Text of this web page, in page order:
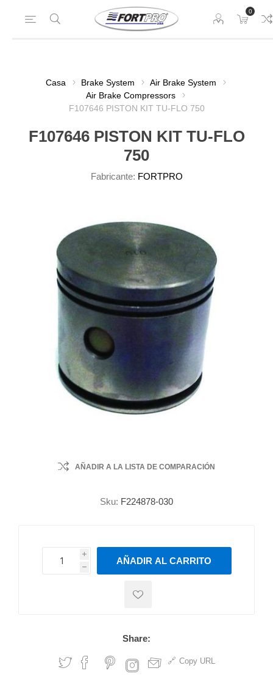
0
Casa Brake System
Air Brake System
Air Brake Compressors
F107646 PISTON KIT TU-FLO 750
F107646 PISTON KIT TU-FLO
750
Fabricante: FORTPRO
AÑADIR A LA LISTA DE COMPARACIÓN
Sku: F224878-030
i
h
h
AÑADIR AL CARRITO
Share:
Copy URL